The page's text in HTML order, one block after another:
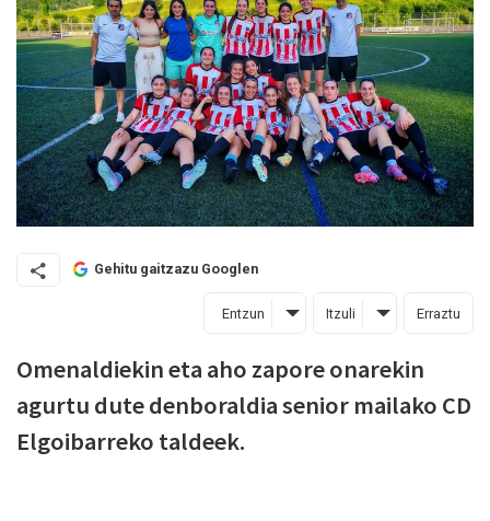
Gehitu gaitzazu Googlen
Entzun Itzuli Erraztu
Omenaldiekin eta aho zapore onarekin
agurtu dute denboraldia senior mailako CD
Elgoibarreko taldeek.